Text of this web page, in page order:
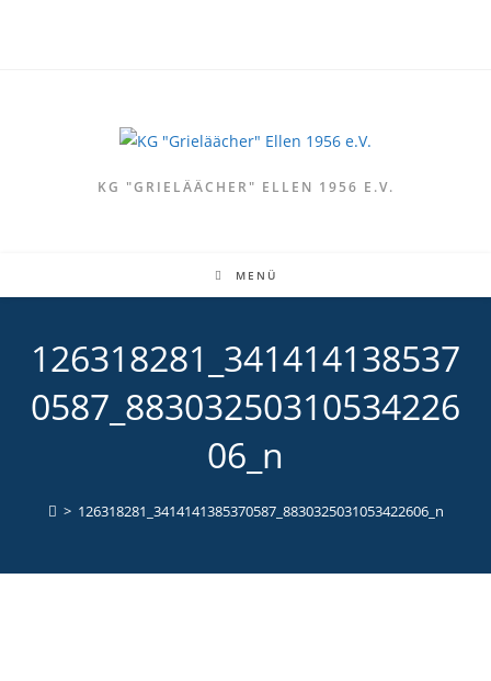
KG "GRIELÄÄCHER" ELLEN 1956 E.V.
MENÜ
126318281_341414138537
0587_88303250310534226
06_n
> 126318281_3414141385370587_8830325031053422606_n